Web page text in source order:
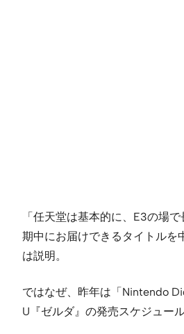
「任天堂は基本的に、E3の場
期中にお届けできるタイトルを
は説明。
ではなぜ、昨年は「Nintendo
U『ゼルダ』の発売スケジュー